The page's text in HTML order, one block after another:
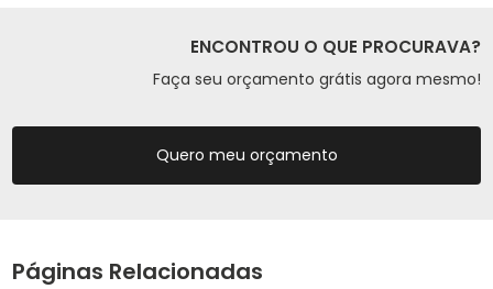
ENCONTROU O QUE PROCURAVA?
Faça seu orçamento grátis agora mesmo!
Quero meu orçamento
Páginas Relacionadas